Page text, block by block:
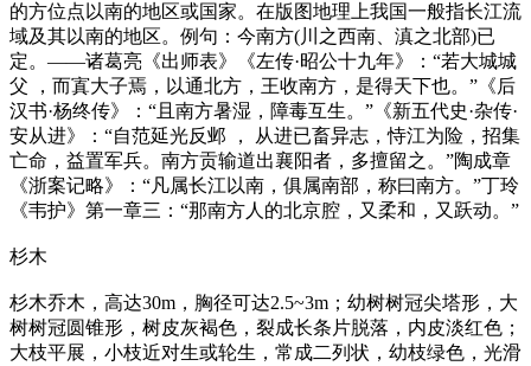
的方位点以南的地区或国家。在版图地理上我国一般指长江流
域及其以南的地区。例句：今南方(川之西南、滇之北部)已
定。——诸葛亮《出师表》《左传·昭公十九年》：“若大城城
父 ，而寘大子焉，以通北方，王收南方，是得天下也。”《后
汉书·杨终传》：“且南方暑湿，障毒互生。”《新五代史·杂传·
安从进》：“自范延光反邺 ， 从进已畜异志，恃江为险，招集
亡命，益置军兵。南方贡输道出襄阳者，多擅留之。”陶成章
《浙案记略》：“凡属长江以南，俱属南部，称曰南方。”丁玲
《韦护》第一章三：“那南方人的北京腔，又柔和，又跃动。”
杉木
杉木乔木，高达30m，胸径可达2.5~3m；幼树树冠尖塔形，大
树树冠圆锥形，树皮灰褐色，裂成长条片脱落，内皮淡红色；
大枝平展，小枝近对生或轮生，常成二列状，幼枝绿色，光滑